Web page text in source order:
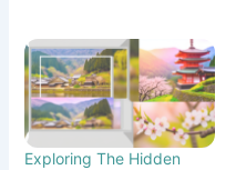
Exploring The Hidden